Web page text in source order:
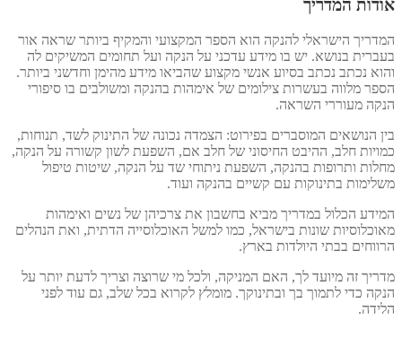
המדריך
הישראלי להנקה הוא הספר המקצועי והמקיף ביותר שראה אור
בנושא. יש בו מידע עדכני על הנקה ועל תחומים המשיקים לה
נכתב נכתב בסיוע אנשי מקצוע שהביאו מידע מהימן וחדשני ביותר.
מלווה בעשרות צילומים של אימהות בהנקה ומשולבים בו סיפורי
מעוררי השראה.
הנושאים המוסברים בפירוט: הצמדה נכונה של התינוק לשד, תנוחות,
חלב, ההיבט החיסוני של חלב אם, השפעת לשון קשורה על הנקה,
ותרופות בהנקה, השפעת ניתוחי שד על הנקה, שיטות טיפול
בתינוקות עם קשיים בהנקה ועוד.
הכלול במדריך מביא בחשבון את צרכיהן של נשים ואימהות
שונות בישראל, כמו למשל האוכלוסייה הדתית, ואת הנהלים
בבתי היולדות בארץ.
זה מיועד לך, האם המניקה, ולכל מי שרוצה וצריך לדעת יותר על
כדי לתמוך בך ובתינוקך. מומלץ לקרוא בכל שלב, גם עוד לפני